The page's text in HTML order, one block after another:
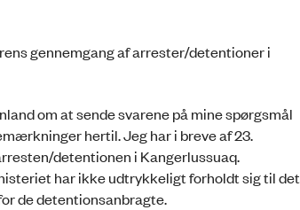
gennemgang af arrester/detentioner i
om at sende svarene på mine spørgsmål
hertil. Jeg har i breve af 23.
detentionen i Kangerlussuaq.
har ikke udtrykkeligt forholdt sig til det
de detentionsanbragte.